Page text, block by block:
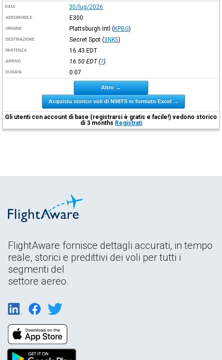
DATA 30/lug/2026
AEROMOBILE E300
ORIGINE Plattsburgh Intl (KPBG)
DESTINAZIONE Secret Spot (3NK5)
PARTENZA 16:43 EDT
ARRIVO 16:50 EDT(?)
DURATA 0:07
Altro →
Acquista storico voli di N98TS in formato Excel →
Gli utenti con account di base (registrarsi è gratis e facile!) vedono storico
di 3 months Registrati
FlightAware fornisce dettagli accurati, in tempo
reale, storici e predittivi dei voli per tutti i
segmenti del
settore aereo.